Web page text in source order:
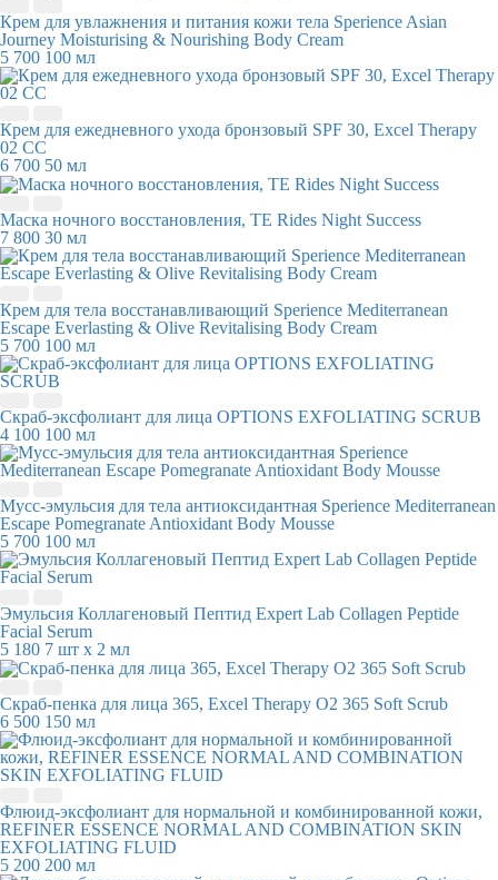
Крем для увлажнения и питания кожи тела Sperience Asian
Journey Moisturising & Nourishing Body Cream
5 700 100 мл
Крем для ежедневного ухода бронзовый SPF 30, Excel Therapy
02 CC
6 700 50 мл
Маска ночного восстановления, TE Rides Night Success
7 800 30 мл
Крем для тела восстанавливающий Sperience Mediterranean
Escape Everlasting & Olive Revitalising Body Cream
5 700 100 мл
Скраб-эксфолиант для лица OPTIONS EXFOLIATING SCRUB
4 100 100 мл
Мусс-эмульсия для тела антиоксидантная Sperience Mediterranean
Escape Pomegranate Antioxidant Body Mousse
5 700 100 мл
Эмульсия Коллагеновый Пептид Expert Lab Collagen Peptide
Facial Serum
5 180 7 шт х 2 мл
Скраб-пенка для лица 365, Excel Therapy O2 365 Soft Scrub
6 500 150 мл
Флюид-эксфолиант для нормальной и комбинированной кожи,
REFINER ESSENCE NORMAL AND COMBINATION SKIN
EXFOLIATING FLUID
5 200 200 мл